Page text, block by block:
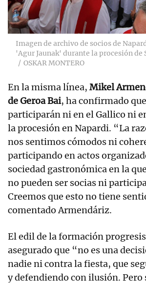
Imagen de archivo de socios de
'Agur Jaunak' durante la procesión de
OSKAR MONTERO
En la misma línea, Mikel
de Geroa Bai, ha confirmado
participarán ni en el Gallico ni
la procesión en Napardi. “La
nos sentimos cómodos ni
participando en actos
sociedad gastronómica en la
no pueden ser socias ni
Creemos que esto no tiene
comentado Armendáriz.
El edil de la formación
asegurado que “no es una
nadie ni contra la fiesta, que
y defendiendo con ilusión. Pero